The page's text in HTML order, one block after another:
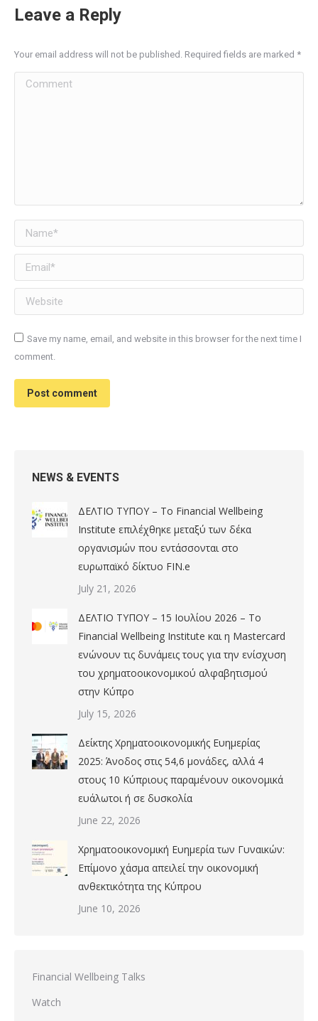
Leave a Reply
Your email address will not be published. Required fields are marked *
Comment
Name *
Email *
Website
Save my name, email, and website in this browser for the next time I
comment.
Post comment
NEWS & EVENTS
ΔΕΛΤΙΟ ΤΥΠΟΥ – Το Financial Wellbeing
Institute επιλέχθηκε μεταξύ των δέκα
οργανισμών που εντάσσονται στο
ευρωπαϊκό δίκτυο FIN.e
July 21, 2026
ΔΕΛΤΙΟ ΤΥΠΟΥ – 15 Ιουλίου 2026 – Το
Financial Wellbeing Institute και η Mastercard
ενώνουν τις δυνάμεις τους για την ενίσχυση
του χρηματοοικονομικού αλφαβητισμού
στην Κύπρο
July 15, 2026
Δείκτης Χρηματοοικονομικής Ευημερίας
2025: Άνοδος στις 54,6 μονάδες, αλλά 4
στους 10 Κύπριους παραμένουν οικονομικά
ευάλωτοι ή σε δυσκολία
June 22, 2026
Χρηματοοικονομική Ευημερία των Γυναικών:
Επίμονο χάσμα απειλεί την οικονομική
ανθεκτικότητα της Κύπρου
June 10, 2026
Financial Wellbeing Talks
Watch